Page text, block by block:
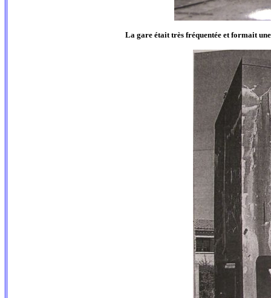
La gare était très fréquentée et formait